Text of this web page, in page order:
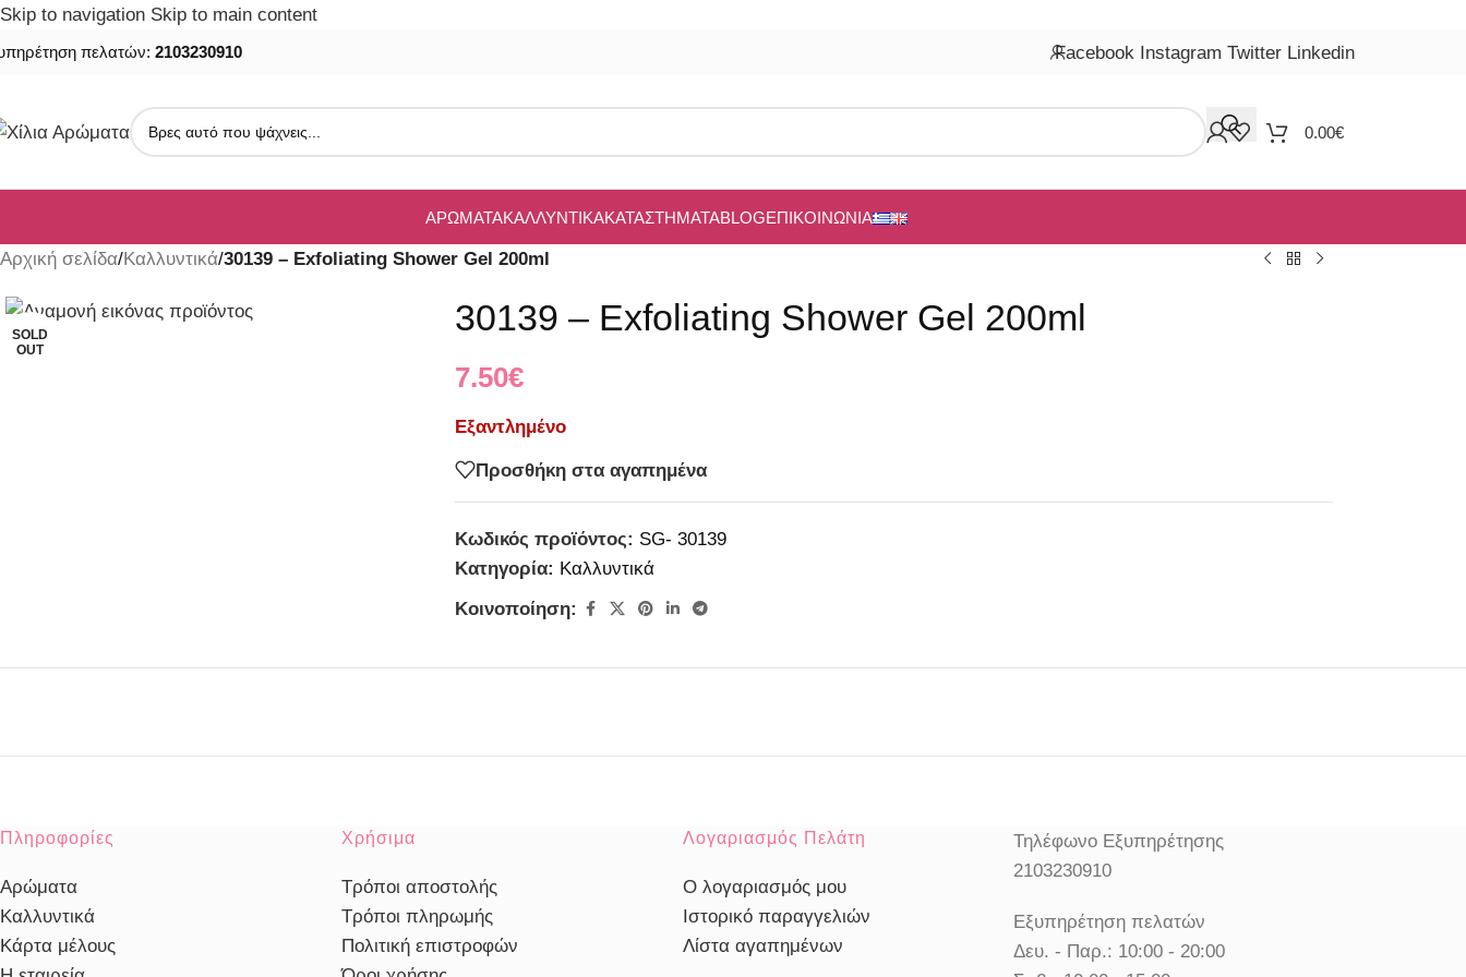
Skip to navigation Skip to main content
πελατών: 2103230910 Facebook Instagram Twitter Linkedin
0.00€
ΑΡΏΜΑΤΑΚΑΛΛΥΝΤΙΚΆΚΑΤΑΣΤΉΜΑΤΑBLOGΕΠΙΚΟΙΝΩΝΊΑ
Αρχική σελίδα/Καλλυντικά/30139 – Exfoliating Shower Gel 200ml
SOLD
OUT
30139 – Exfoliating Shower Gel 200ml
7.50€
Εξαντλημένο
Προσθήκη στα αγαπημένα
Κωδικός προϊόντος: SG- 30139
Κατηγορία: Καλλυντικά
Κοινοποίηση:
Πληροφορίες
Αρώματα
Καλλυντικά
Κάρτα μέλους
Χρήσιμα
Τρόποι αποστολής
Τρόποι πληρωμής
Πολιτική επιστροφών
Λογαριασμός Πελάτη
Ο λογαριασμός μου
Ιστορικό παραγγελιών
Λίστα αγαπημένων
Τηλέφωνο Εξυπηρέτησης
2103230910
Εξυπηρέτηση πελατών
Δευ. - Παρ.: 10:00 - 20:00